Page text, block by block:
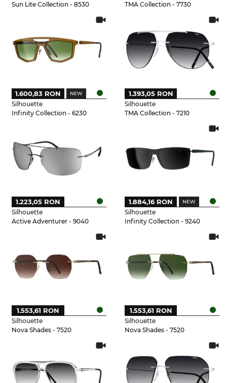
Sun Lite Collection - 8530
TMA Collection - 7730
Silhouette
Infinity Collection - 6230
1.600,83 RON
Silhouette
TMA Collection - 7210
1.393,05 RON
Silhouette
Active Adventurer - 9040
1.223,05 RON
Silhouette
Infinity Collection - 9240
1.884,16 RON
Silhouette
Nova Shades - 7520
1.553,61 RON
Silhouette
Nova Shades - 7520
1.553,61 RON